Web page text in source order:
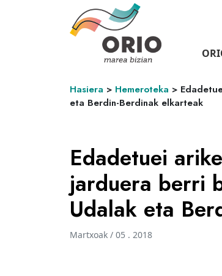
Hasiera > Hemeroteka >
eta Berdin-Berdinak elkarteak
Edadetuei
jarduera berri
Udalak eta
Martxoak / 05 . 2018